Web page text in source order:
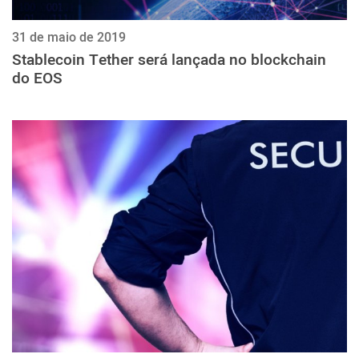
31 de maio de 2019
Stablecoin Tether será lançada no blockchain
do EOS